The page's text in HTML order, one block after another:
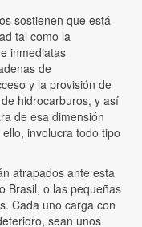
sostienen que está
tal como la
inmediatas
de
y la provisión de
hidrocarburos, y así
de esa dimensión
involucra todo tipo
atrapados ante esta
Brasil, o las pequeñas
Cada uno carga con
sean unos